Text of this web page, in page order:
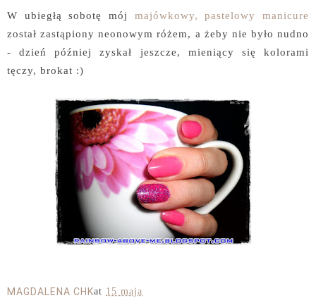
W ubiegłą sobotę mój majówkowy, pastelowy manicure
został zastąpiony neonowym różem, a żeby nie było nudno
- dzień później zyskał jeszcze, mieniący się kolorami
tęczy, brokat :)
MAGDALENA CHKat 15 maja